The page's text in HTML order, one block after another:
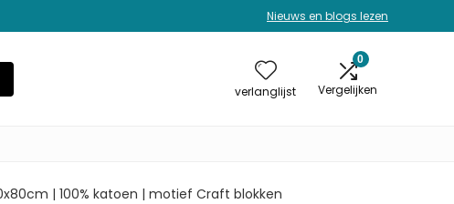
Nieuws en blogs lezen
verlanglijst
0
Vergelijken
| 100% katoen | motief Craft blokken